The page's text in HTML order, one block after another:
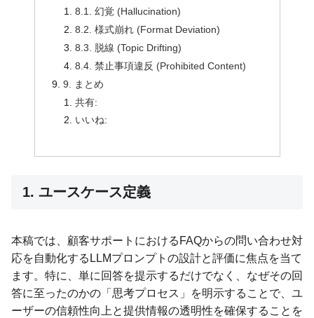
8.1. 幻覚 (Hallucination)
8.2. 様式崩れ (Format Deviation)
8.3. 脱線 (Topic Drifting)
8.4. 禁止事項違反 (Prohibited Content)
9. まとめ
共有:
いいね:
1. ユースケース定義
本稿では、顧客サポートにおけるFAQからの問い合わせ対
応を自動化するLLMプロンプトの設計と評価に焦点を当て
ます。特に、単に回答を提示するだけでなく、なぜその回
答に至ったのかの「思考プロセス」を明示することで、ユ
ーザーの信頼性向上と提供情報の透明性を確保することを